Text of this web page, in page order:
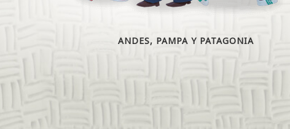
ANDES, PAMPA Y PATAGONIA